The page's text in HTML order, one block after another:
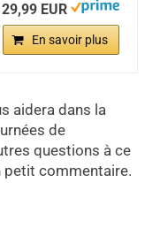
29,99 EUR
En savoir plus
aidera dans la
de
questions à ce
petit commentaire.